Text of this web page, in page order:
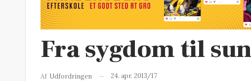
Fra sygdom til
Af Udfordringen 24. apr. 2013/17